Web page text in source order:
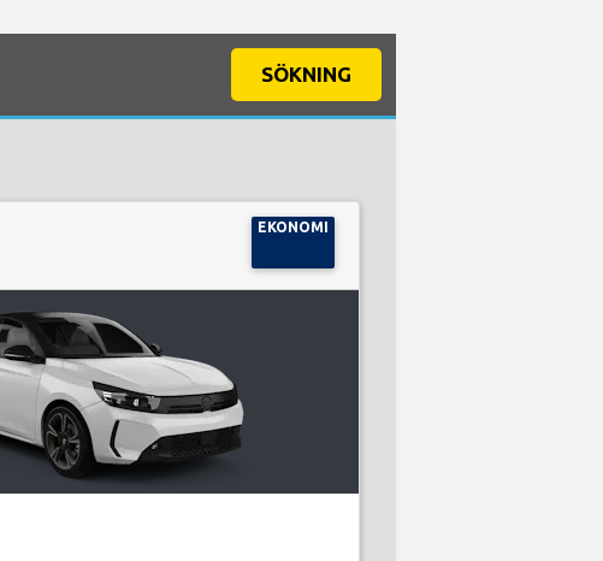
SÖKNING
EKONOMI